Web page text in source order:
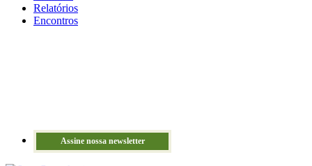
Relatórios
Encontros
Assine nossa newsletter